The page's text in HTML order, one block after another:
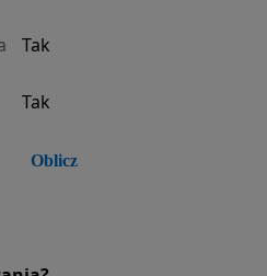
Tak
Tak
Oblicz